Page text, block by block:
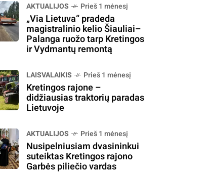
AKTUALIJOS Prieš 1 mėnesį
„Via Lietuva“ pradeda
magistralinio kelio Šiauliai–
Palanga ruožo tarp Kretingos
ir Vydmantų remontą
LAISVALAIKIS Prieš 1 mėnesį
Kretingos rajone –
didžiausias traktorių paradas
Lietuvoje
AKTUALIJOS Prieš 1 mėnesį
Nusipelniusiam dvasininkui
suteiktas Kretingos rajono
Garbės piliečio vardas